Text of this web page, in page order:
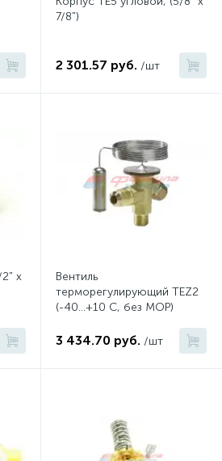
элементы)
90
12
7/8")
2 301.57 руб. /шт
2" x
Вентиль
терморегулирующий TEZ2
(-40...+10 C, без MOP)
3 434.70 руб. /шт